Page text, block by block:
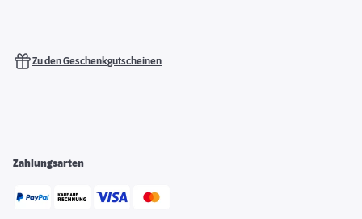
Zu den Geschenkgutscheinen
Zahlungsarten